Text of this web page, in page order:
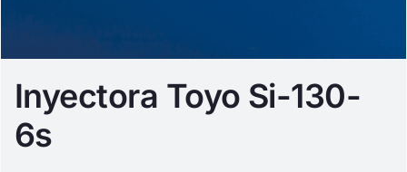
Inyectora Toyo Si-130-
6s